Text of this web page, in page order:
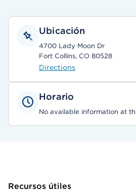
Ubicación
4700 Lady Moon Dr
Fort Collins, CO 80528
Directions
Horario
No available information at
Recursos útiles